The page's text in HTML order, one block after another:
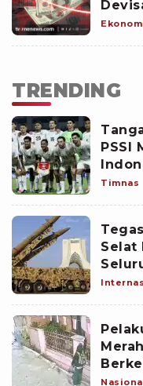
AS di
TRENDING
PSSI
Piala
Timnas
Selat